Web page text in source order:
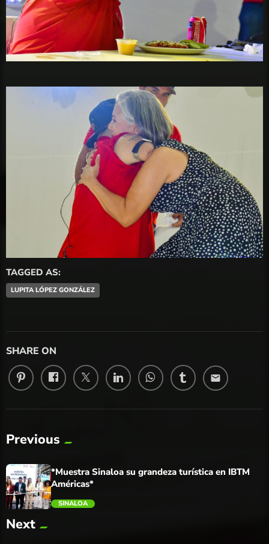
TAGGED AS:
LUPITA LÓPEZ GONZÁLEZ
SHARE ON
email
Previous
*Muestra Sinaloa su grandeza turística en IBTM
Américas*
SINALOA
Next